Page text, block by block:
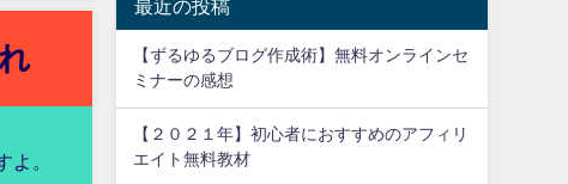
よ。
最近の投稿
【ずるゆるブログ作成術】無料オンラインセ
ミナーの感想
【２０２１年】初心者におすすめのアフィリ
エイト無料教材